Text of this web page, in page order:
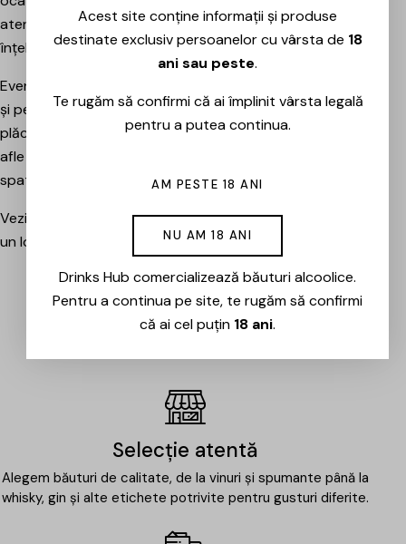
atent alese, prezentate și explicate pe scurt pentru a
înțelege mai bine stilul, originea și caracterul fiecăruia.
Evenimentele sunt potrivite atât pentru pasionați, cât
și pentru cei care vor pur și simplu să petreacă o seară
plăcută între prieteni, să descopere băuturi noi și să
afle mai multe despre cramele sau producătorii din
spatele lor.
Vezi evenimentele organizate de Drinks Hub și rezervă
un loc la următoarea degustare.
EVENIMENTE
Selecție atentă
Alegem băuturi de calitate, de la vinuri și spumante până la
whisky, gin și alte etichete potrivite pentru gusturi diferite.
Acest site conține informații și produse
destinate exclusiv persoanelor cu vârsta de 18
ani sau peste.
Te rugăm să confirmi că ai împlinit vârsta legală
pentru a putea continua.
AM PESTE 18 ANI
NU AM 18 ANI
Drinks Hub comercializează băuturi alcoolice.
Pentru a continua pe site, te rugăm să confirmi
că ai cel puțin 18 ani.